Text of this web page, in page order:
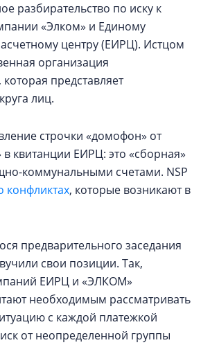
разбирательство по иску к
«Элком» и Единому
центру (ЕИРЦ). Истцом
организация
представляет
лиц.
строчки «домофон» от
квитанции ЕИРЦ: это «сборная»
коммунальными счетами. NSP
конфликтах, которые возникают в
предварительного заседания
свои позиции. Так,
ЕИРЦ и «ЭЛКОМ»
необходимым рассматривать
с каждой платежкой
от неопределенной группы